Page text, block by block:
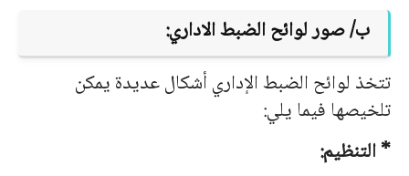
ب/ صور لوائح الضبط الاداري:
تتخذ لوائح الضبط الإداري أشكال عديدة يمكن
تلخيصها فيما يلي:
* التنظيم: